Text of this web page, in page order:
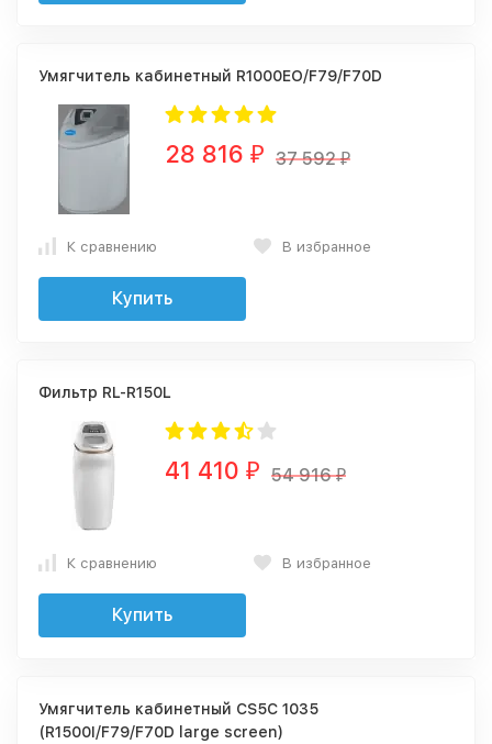
Умягчитель кабинетный R1000EO/F79/F70D
28 816 ₽ 37 592₽
К сравнению В избранное
Купить
Фильтр RL-R150L
41 410 ₽ 54 916₽
К сравнению В избранное
Купить
Умягчитель кабинетный СS5С 1035
(R1500I/F79/F70D large screen)